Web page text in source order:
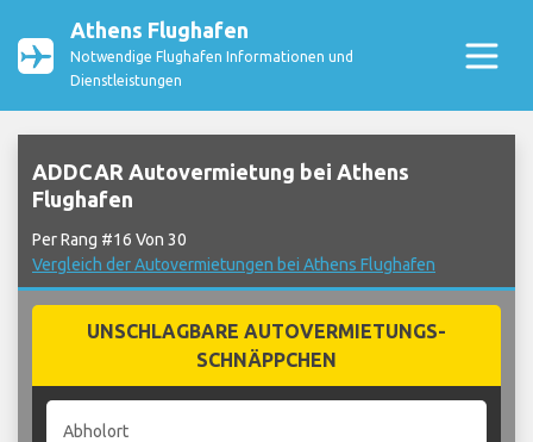
Athens Flughafen
Notwendige Flughafen Informationen und
Dienstleistungen
ADDCAR Autovermietung bei Athens
Flughafen
Per Rang #16 Von 30
Vergleich der Autovermietungen bei Athens Flughafen
UNSCHLAGBARE AUTOVERMIETUNGS-
SCHNÄPPCHEN
Abholort